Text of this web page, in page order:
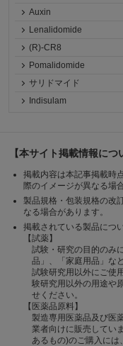
Auxin
Lenalidomide
(R)-CR8
Pomalidomide
サリドマイド
Indisulam
【本サイト掲載情報につ
掲載内容は本記事掲載時
際のイメージが異なる場
製品規格・包装規格の改
なる場合があります。
掲載されている製品につ
【試薬】
試験・研究の目的のみ
品」、「家庭用品」な
試験研究用以外にご使
験研究用以外の用途や
せください。
【医薬品原料】
製造専用医薬品及び医
業者向けに販売してい
あるもの)のご購入には